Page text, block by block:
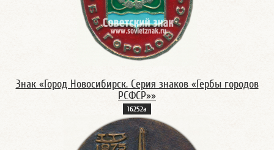
Знак «Город Новосибирск. Серия знаков «Гербы городов
РСФСР»»
16252а